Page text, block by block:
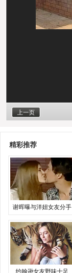
上一页
精彩推荐
谢晖曝与洋妞女友分手
约翰逊女友野味十足